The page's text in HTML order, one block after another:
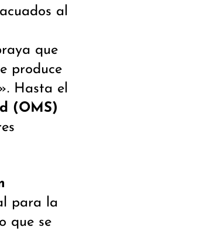
al
que
produce
Hasta el
(OMS)
para la
que se